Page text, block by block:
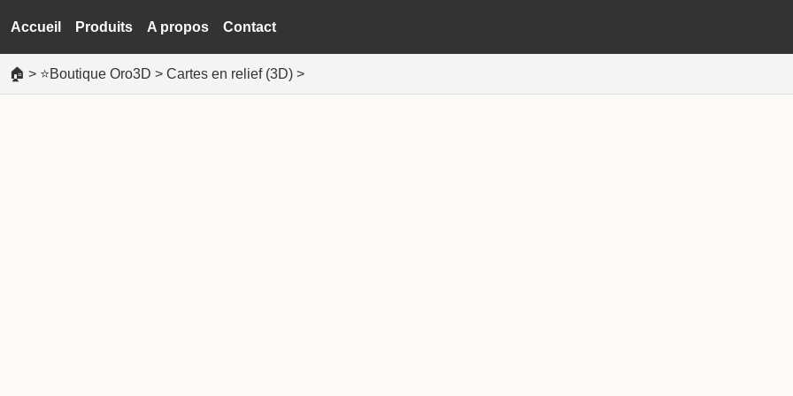
Accueil Produits A propos Contact
🏠 > ⭐Boutique Oro3D > Cartes en relief (3D) >